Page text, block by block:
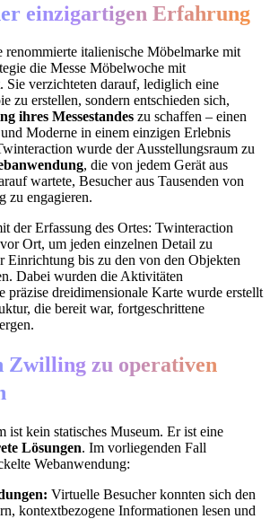
einzigartigen Erfahrung
renommierte italienische Möbelmarke mit
die Messe Möbelwoche mit
Sie verzichteten darauf, lediglich eine
zu erstellen, sondern entschieden sich,
ihres Messestandes zu schaffen – einen
Moderne in einem einzigen Erlebnis
wurde der Ausstellungsraum zu
, die von jedem Gerät aus
wartete, Besucher aus Tausenden von
zu engagieren.
der Erfassung des Ortes: Twinteraction
Ort, um jeden einzelnen Detail zu
Einrichtung bis zu den von den Objekten
Dabei wurden die Aktivitäten
präzise dreidimensionale Karte wurde erstellt
die bereit war, fortgeschrittene
Zwilling zu operativen
ist kein statisches Museum. Er ist eine
Lösungen. Im vorliegenden Fall
Webanwendung:
Virtuelle Besucher konnten sich den
kontextbezogene Informationen lesen und